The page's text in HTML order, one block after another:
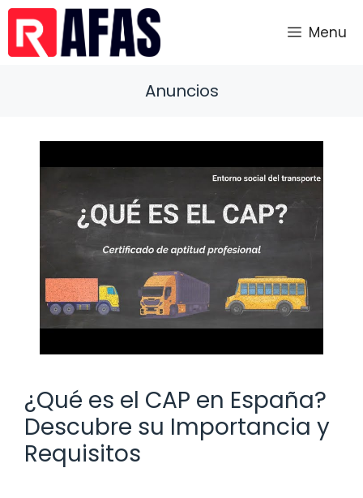
Saltar
contenido
Menu
Anuncios
¿Qué es el CAP en España?
Descubre su Importancia y
Requisitos